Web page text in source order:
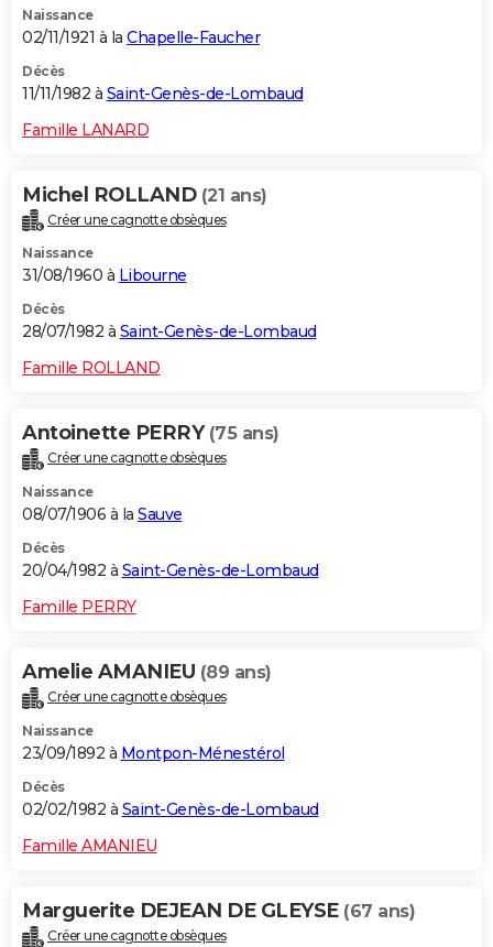
Naissance
02/11/1921 à la Chapelle-Faucher
Décès
11/11/1982 à Saint-Genès-de-Lombaud
Famille LANARD
Michel ROLLAND (21 ans)
Créer une cagnotte obsèques
Naissance
31/08/1960 à Libourne
Décès
28/07/1982 à Saint-Genès-de-Lombaud
Famille ROLLAND
Antoinette PERRY (75 ans)
Créer une cagnotte obsèques
Naissance
08/07/1906 à la Sauve
Décès
20/04/1982 à Saint-Genès-de-Lombaud
Famille PERRY
Amelie AMANIEU (89 ans)
Créer une cagnotte obsèques
Naissance
23/09/1892 à Montpon-Ménestérol
Décès
02/02/1982 à Saint-Genès-de-Lombaud
Famille AMANIEU
Marguerite DEJEAN DE GLEYSE (67 ans)
Créer une cagnotte obsèques